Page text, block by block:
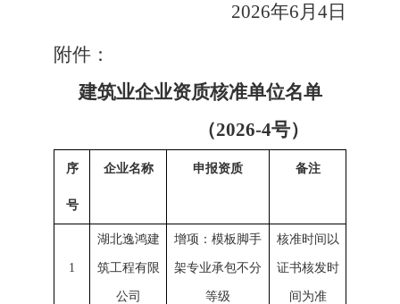
2026年6月4日
附件：
建筑业企业资质核准单位名单
（2026-4号）
序
号
企业名称 申报资质 备注
1
湖北逸鸿建
筑工程有限
公司
增项：模板脚手
架专业承包不分
等级
核准时间以
证书核发时
间为准